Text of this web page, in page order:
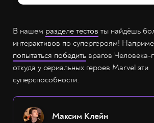
В нашем разделе тестов ты найдёшь
интерактивов по супергероям!
попытаться победить врагов Человека-
откуда у сериальных героев Marvel эти
суперспособности.
Максим Клейн